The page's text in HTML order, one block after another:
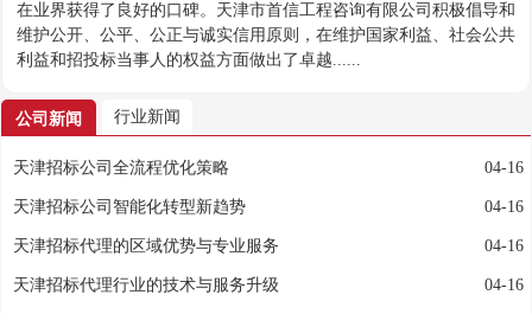
在业界获得了良好的口碑。天津市首信工程咨询有限公司积极倡导和
维护公开、公平、公正与诚实信用原则，在维护国家利益、社会公共
利益和招投标当事人的权益方面做出了卓越......
公司新闻 行业新闻
04-16
天津招标公司全流程优化策略
04-16
天津招标公司智能化转型新趋势
04-16
天津招标代理的区域优势与专业服务
04-16
天津招标代理行业的技术与服务升级